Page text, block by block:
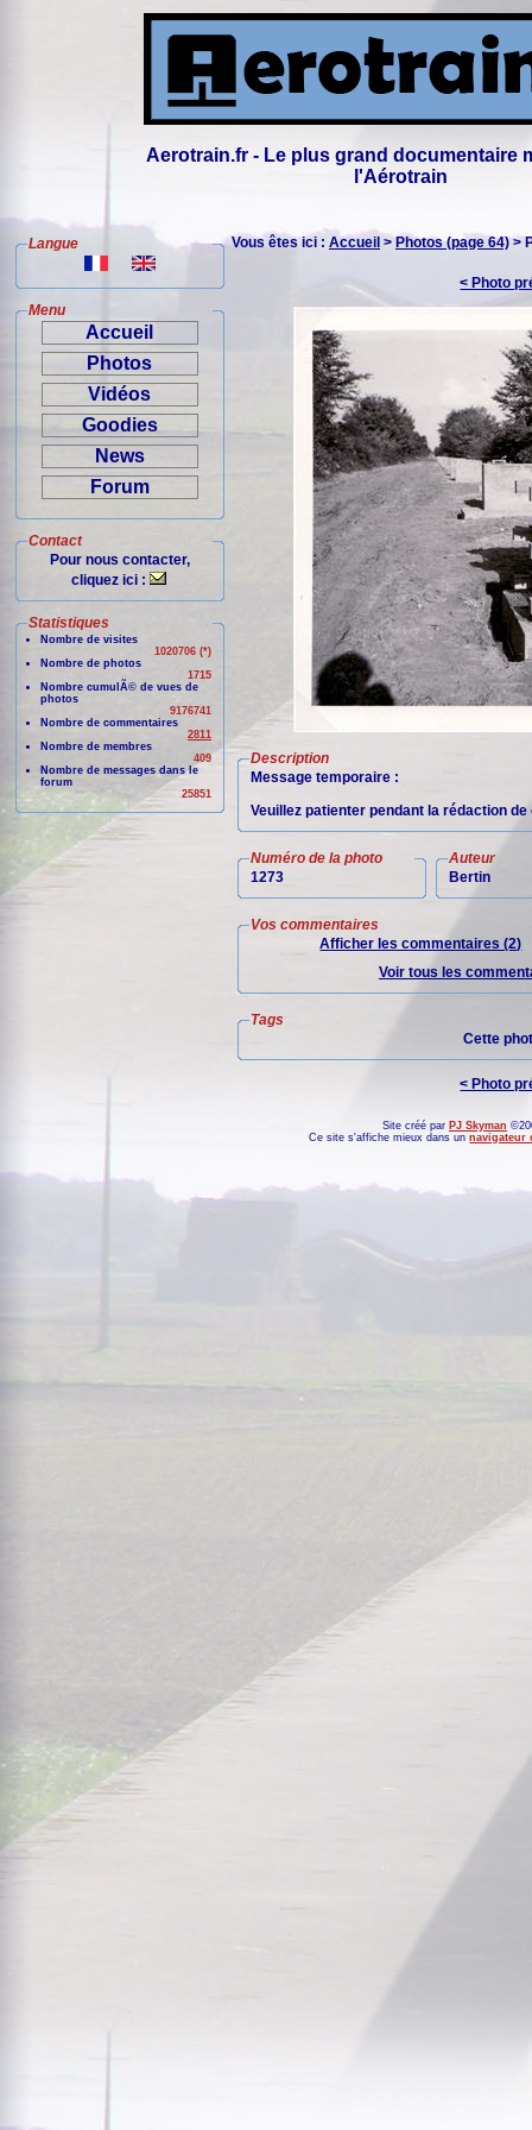
Aerotrain.fr - Le plus grand documentaire
l'Aérotrain
Langue
Menu
Accueil
Photos
Vidéos
Goodies
News
Forum
Contact
Pour nous contacter,
cliquez ici :
Statistiques
Nombre de visites
1020706 (*)
Nombre de photos
1715
Nombre cumulÃ© de vues de
photos
9176741
Nombre de commentaires
2811
Nombre de membres
409
Nombre de messages dans le
forum
25851
Vous êtes ici : Accueil > Photos (page 64) >
< Photo
Description
Message temporaire :
Veuillez patienter pendant la rédaction
Numéro de la photo
1273
Auteur
Bertin
Vos commentaires
Afficher les commentaires (2)
Voir tous les
Tags
Cette
< Photo
Site créé par PJ Skyman
Ce site s'affiche mieux dans unnavigateur